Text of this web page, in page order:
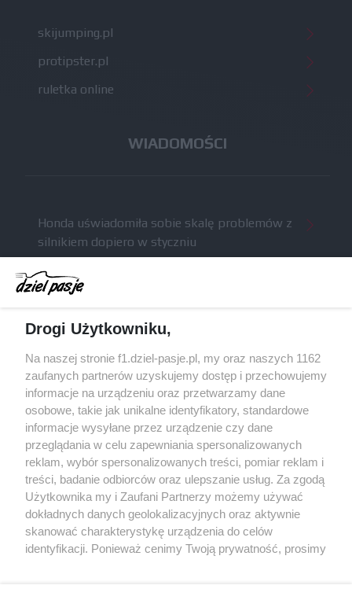
skijumping.pl
protipster.pl
ruletka online
WIADOMOŚCI
Honda uświadomiła sobie skalę problemów z
silnikiem dopiero w styczniu
Audi planuje wprowadzić jeszcze cztery duże
pakiety poprawek w 2026 roku
samochodów F1
McCullough opuści Astona Martina z końcem
2026 roku
Poszkodowani kibice z GP Las Vegas 2023
otrzymają częściowy zwrot pieniędzy
Polityka prywatności © 2004 - 2026 GPmedia
Kopiowanie treści bez
zgody autorów zabronione.
Serwis internetowy, z którego korzystasz, używa plików
cookies. Są to pliki instalowane w urządzeniach
końcowych osób korzystających z serwisu, w celu
administrowania serwisem, poprawy jakości
Drogi Użytkowniku,
Na naszej stronie f1.dziel-pasje.pl, my oraz naszych 1162
zaufanych partnerów uzyskujemy dostęp i przechowujemy
informacje na urządzeniu oraz przetwarzamy dane
osobowe, takie jak unikalne identyfikatory, standardowe
informacje wysyłane przez urządzenie czy dane
przeglądania w celu zapewniania spersonalizowanych
reklam, wybór spersonalizowanych treści, pomiar reklam i
treści, badanie odbiorców oraz ulepszanie usług. Za zgodą
Użytkownika my i Zaufani Partnerzy możemy używać
dokładnych danych geolokalizacyjnych oraz aktywnie
skanować charakterystykę urządzenia do celów
identyfikacji. Ponieważ cenimy Twoją prywatność, prosimy